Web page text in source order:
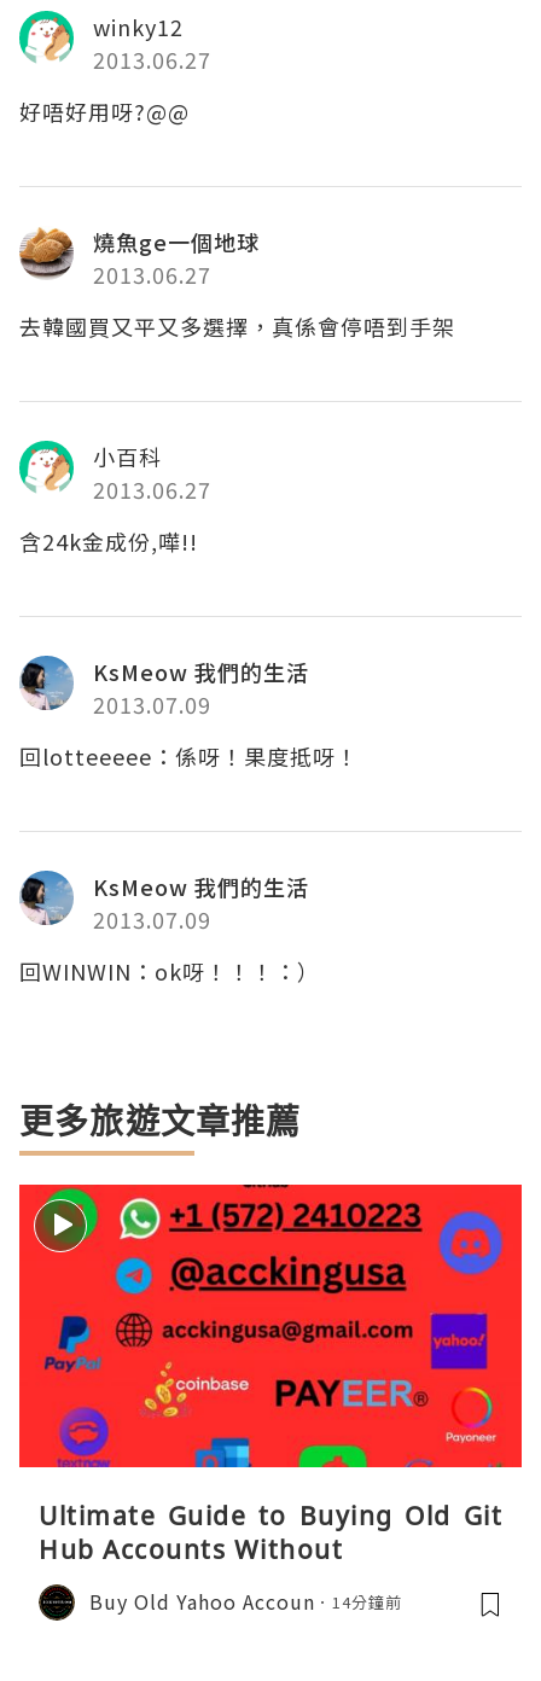
winky12
2013.06.27
好唔好用呀?@@
燒魚ge一個地球
2013.06.27
去韓國買又平又多選擇，真係會停唔到手架
小百科
2013.06.27
含24k金成份,嘩!!
KsMeow 我們的生活
2013.07.09
回lotteeeee：係呀！果度抵呀！
KsMeow 我們的生活
2013.07.09
回WINWIN：ok呀！！！：）
更多旅遊文章推薦
Ultimate Guide to Buying Old Git
Hub Accounts Without
Buy Old Yahoo Accoun 14分鐘前